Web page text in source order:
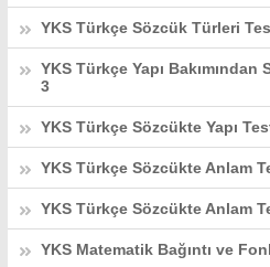
YKS Türkçe Sözcük Türleri
YKS Türkçe Yapı
3
YKS Türkçe Sözcükte Yapı
YKS Türkçe Sözcükte Anlam
YKS Türkçe Sözcükte Anlam
YKS Matematik Bağıntı ve